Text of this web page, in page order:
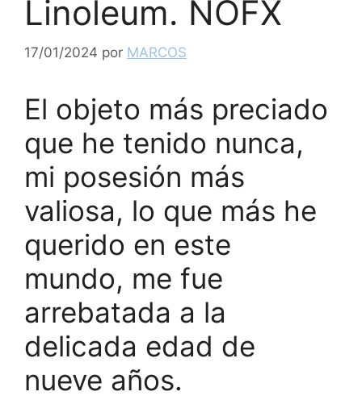
Linoleum. NOFX
17/01/2024 por MARCOS
El objeto más preciado
que he tenido nunca,
mi posesión más
valiosa, lo que más he
querido en este
mundo, me fue
arrebatada a la
delicada edad de
nueve años.